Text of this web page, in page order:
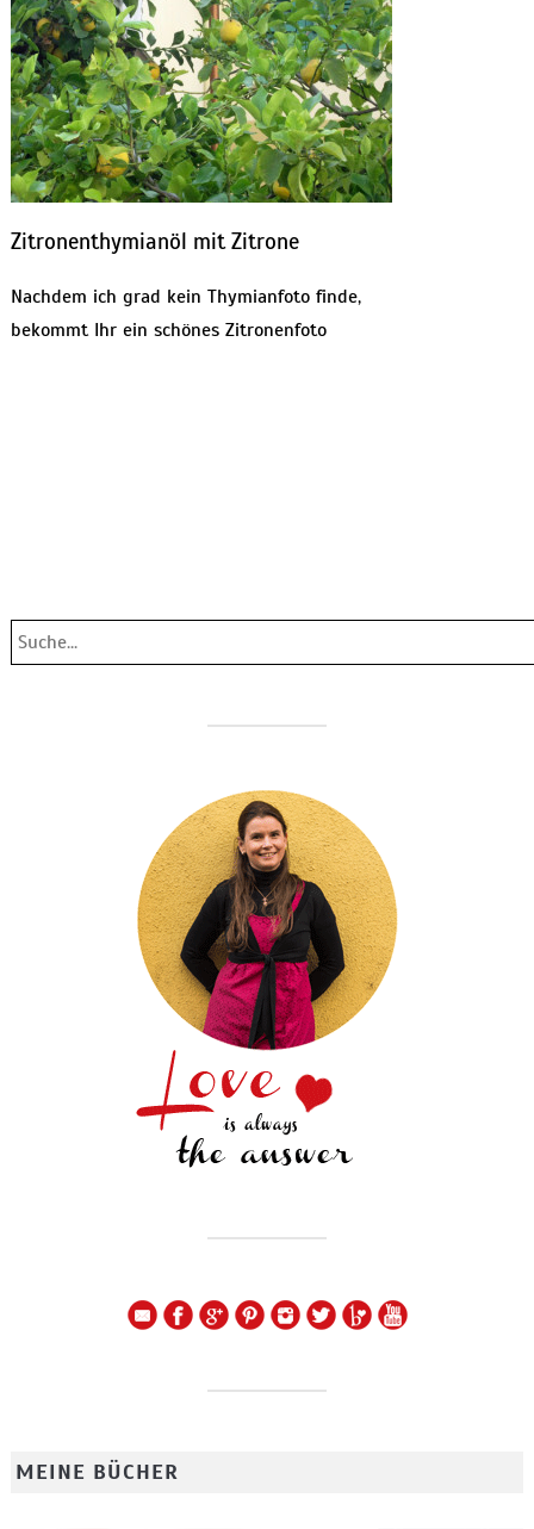
Zitronenthymianöl mit Zitrone
Nachdem ich grad kein Thymianfoto finde,
bekommt Ihr ein schönes Zitronenfoto
MEINE BÜCHER